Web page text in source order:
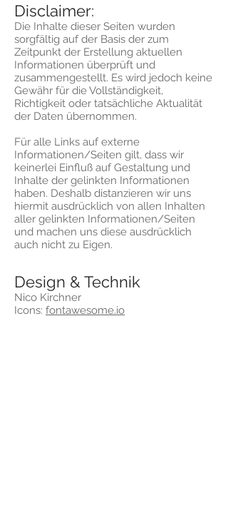
Disclaimer:
Die Inhalte dieser Seiten wurden
sorgfältig auf der Basis der zum
Zeitpunkt der Erstellung aktuellen
Informationen überprüft und
zusammengestellt. Es wird jedoch keine
Gewähr für die Vollständigkeit,
Richtigkeit oder tatsächliche Aktualität
der Daten übernommen.
Für alle Links auf externe
Informationen/Seiten gilt, dass wir
keinerlei Einfluß auf Gestaltung und
Inhalte der gelinkten Informationen
haben. Deshalb distanzieren wir uns
hiermit ausdrücklich von allen Inhalten
aller gelinkten Informationen/Seiten
und machen uns diese ausdrücklich
auch nicht zu Eigen.
Design & Technik
Nico Kirchner
Icons: fontawesome.io